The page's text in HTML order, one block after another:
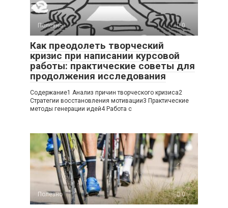
Полезно 0
Как преодолеть творческий
кризис при написании курсовой
работы: практические советы для
продолжения исследования
Содержание1 Анализ причин творческого кризиса2
Стратегии восстановления мотивации3 Практические
методы генерации идей4 Работа с
Полезно 0